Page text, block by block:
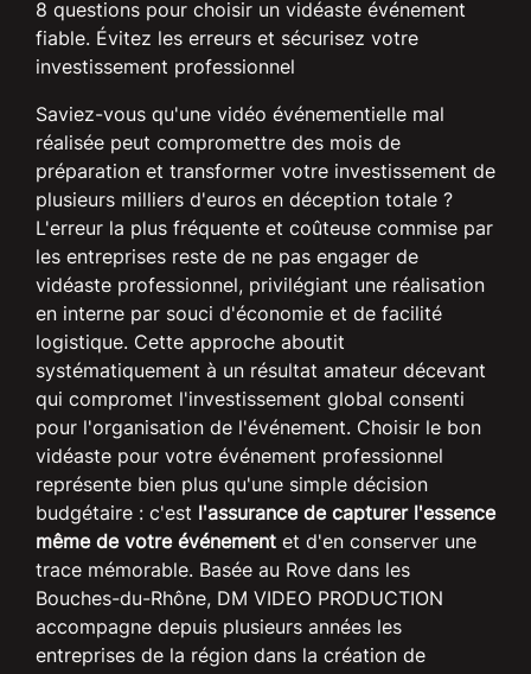
8 questions pour choisir un vidéaste événement
fiable. Évitez les erreurs et sécurisez votre
investissement professionnel
Saviez-vous qu'une vidéo événementielle mal
réalisée peut compromettre des mois de
préparation et transformer votre investissement de
plusieurs milliers d'euros en déception totale ?
L'erreur la plus fréquente et coûteuse commise par
les entreprises reste de ne pas engager de
vidéaste professionnel, privilégiant une réalisation
en interne par souci d'économie et de facilité
logistique. Cette approche aboutit
systématiquement à un résultat amateur décevant
qui compromet l'investissement global consenti
pour l'organisation de l'événement. Choisir le bon
vidéaste pour votre événement professionnel
représente bien plus qu'une simple décision
budgétaire : c'est
l'assurance de capturer l'essence
même de votre événementet d'en conserver une
trace mémorable. Basée au Rove dans les
Bouches-du-Rhône, DM VIDEO PRODUCTION
accompagne depuis plusieurs années les
entreprises de la région dans la création de